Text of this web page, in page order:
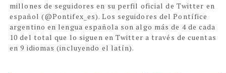
millones de seguidores en su perfil oficial de Twitter en
español (@Pontifex_es). Los seguidores del Pontífice
argentino en lengua española son algo más de 4 de cada
10 del total que lo siguen en Twitter a través de cuentas
en 9 idiomas (incluyendo el latín).